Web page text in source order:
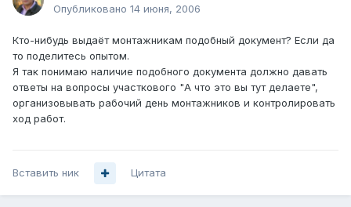
Опубликовано 14 июня, 2006
Кто-нибудь выдаёт монтажникам подобный документ? Если да
то поделитесь опытом.
Я так понимаю наличие подобного документа должно давать
ответы на вопросы участкового "А что это вы тут делаете",
организовывать рабочий день монтажников и контролировать
ход работ.
Вставить ник Цитата